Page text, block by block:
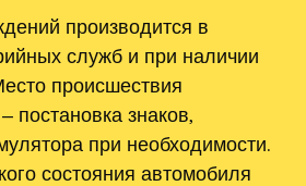
производится в
служб и при наличии
происшествия
постановка знаков,
при необходимости.
состояния автомобиля